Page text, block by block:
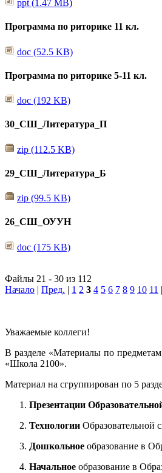
ppt (1.47 MB)
Программа по риторике 11 кл.
doc (52.5 KB)
Программа по риторике 5-11 кл.
doc (192 KB)
30_СШ_Литература_П
zip (112.5 KB)
29_СШ_Литература_Б
zip (99.5 KB)
26_СШ_ОУУН
doc (175 KB)
Файлы 21 - 30 из 112
Начало | Пред. | 1 2 3 4 5 6 7 8 9 10 11 |
Уважаемые коллеги!
В разделе «Материалы по
«Школа 2100».
Материал на сгруппирован по 5
Презентации
Технологии Образовательной
Дошкольное образование в
Начальное образование в